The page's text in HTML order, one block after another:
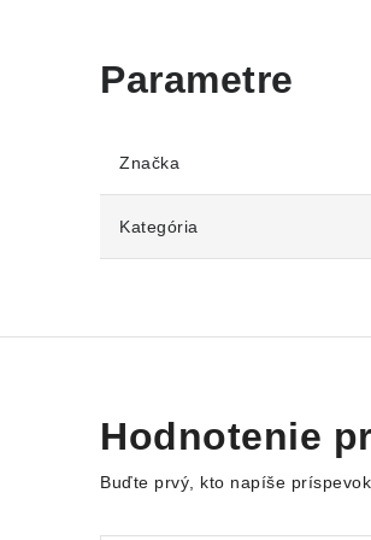
Značka
Kategória
Hodnotenie
Buďte prvý, kto napíše